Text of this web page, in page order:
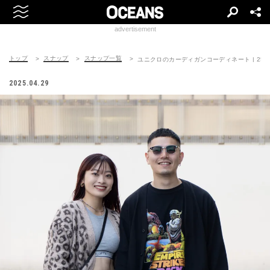
advertisement
トップ スナップ スナップ一覧 ユニクロのカーディガンコーディネート |
2025.04.29